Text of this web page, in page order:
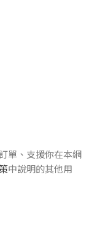
單、支援你在本網
中說明的其他用